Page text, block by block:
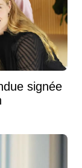
signée